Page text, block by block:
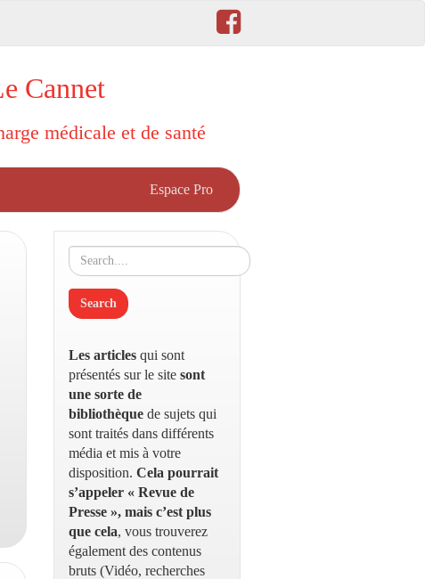
Cannet
médicale et de santé
Espace Pro
Les articles qui sont
présentés sur le site sont
une sorte de
bibliothèque de sujets qui
sont traités dans différents
média et mis à votre
disposition. Cela pourrait
s’appeler « Revue de
Presse », mais c’est plus
que cela, vous trouverez
également des contenus
bruts (Vidéo, recherches